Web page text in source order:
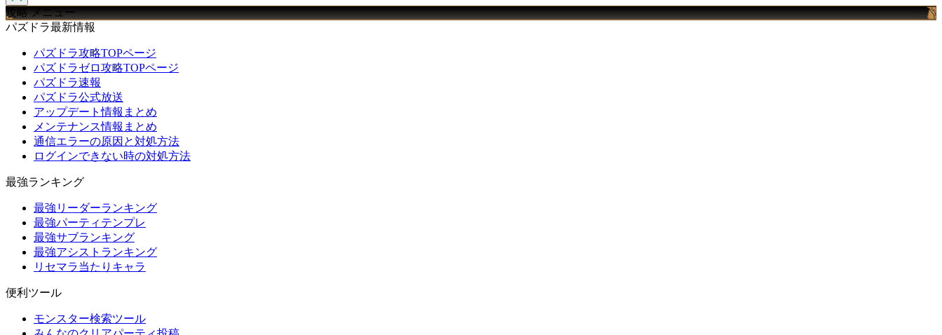
攻略 メニュー
パズドラ最新情報
パズドラ攻略TOPページ
パズドラゼロ攻略TOPページ
パズドラ速報
パズドラ公式放送
アップデート情報まとめ
メンテナンス情報まとめ
通信エラーの原因と対処方法
ログインできない時の対処方法
最強ランキング
最強リーダーランキング
最強パーティテンプレ
最強サブランキング
最強アシストランキング
リセマラ当たりキャラ
便利ツール
モンスター検索ツール